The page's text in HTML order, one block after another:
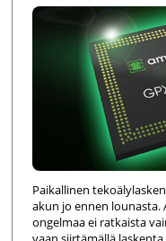
Paikallinen
akun jo ennen lounasta.
ongelmaa ei ratkaista